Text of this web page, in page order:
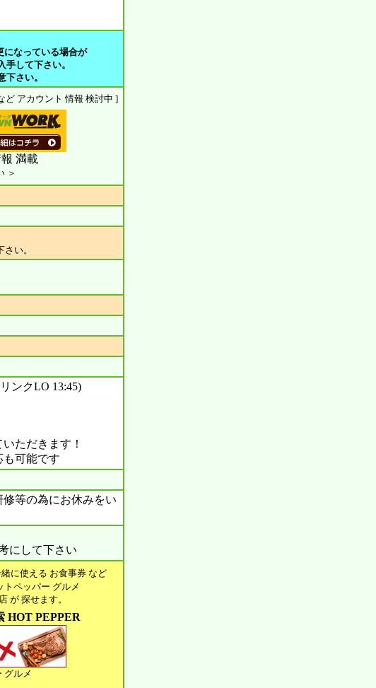
になっている場合が
して下さい。
さい。
ど アカウント 情報 検討中 ]
満載
＞
い。
ンクLO 13:45)
ただきます！
も可能です
等の為にお休みをい
にして下さい
に使える お食事券 など
ペッパー グルメ
が 探せます。
HOT PEPPER
グルメ